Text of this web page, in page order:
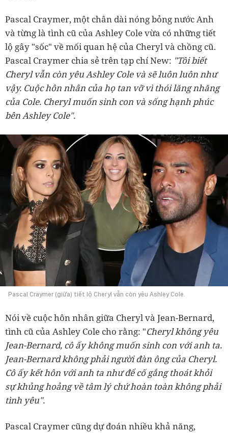
Pascal Craymer, một chân dài nóng bỏng nước Anh
và từng là tình cũ của Ashley Cole vừa có những tiết
lộ gây "sốc" về mối quan hệ của Cheryl và chồng cũ.
Pascal Craymer chia sẻ trên tạp chí New: "Tôi biết
Cheryl vẫn còn yêu Ashley Cole và sẽ luôn luôn như
vậy. Cuộc hôn nhân của họ tan vỡ vì thói lăng nhăng
của Cole. Cheryl muốn sinh con và sống hạnh phúc
bên Ashley Cole".
Pascal Craymer (giữa) tiết lộ Cheryl vẫn còn yêu Ashley Cole.
Nói về cuộc hôn nhân giữa Cheryl và Jean-Bernard,
tình cũ của Ashley Cole cho rằng: "Cheryl không yêu
Jean-Bernard, cô ấy không muốn sinh con với anh ta.
Jean-Bernard không phải người đàn ông của Cheryl.
Cô ấy kết hôn với anh ta như để cố gắng thoát khỏi
sự khủng hoảng về tâm lý chứ hoàn toàn không phải
tình yêu".
Pascal Craymer cũng dự đoán nhiều khả năng,